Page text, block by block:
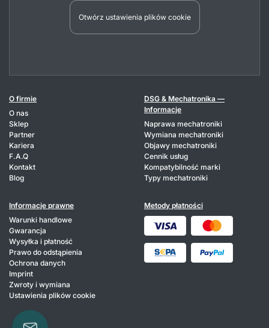
Otwórz ustawienia plików cookie
O firmie
O nas
Sklep
Partner
Kariera
F.A.Q
Kontakt
Blog
DSG & Mechatronika —
Informacje
Naprawa mechatroniki
Wymiana mechatroniki
Objawy mechatroniki
Cennik usług
Kompatybilność marki
Typy mechatroniki
Informacje prawne
Warunki handlowe
Gwarancja
Wysyłka i płatność
Prawo do odstąpienia
Ochrona danych
Imprint
Zwroty i wymiana
Ustawienia plików cookie
Metody płatności